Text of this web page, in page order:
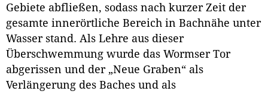
Gebiete abfließen, sodass nach kurzer Zeit der
gesamte innerörtliche Bereich in Bachnähe unter
Wasser stand. Als Lehre aus dieser
Überschwemmung wurde das Wormser Tor
abgerissen und der „Neue Graben“ als
Verlängerung des Baches und als